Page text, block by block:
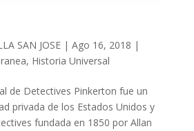
SAN JOSE| Ago 16, 2018 |
, Historia Universal
de Detectives Pinkerton fue un
privada de los Estados Unidos y
fundada en 1850 por Allan